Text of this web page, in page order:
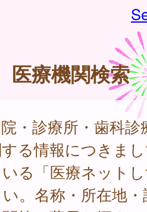
医療機関検索
・診療所・歯科診
る情報につきま
る「医療ネット
。名称・所在地